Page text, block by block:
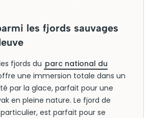
les fjords sauvages
fjords du parc national du
une immersion totale dans un
par la glace, parfait pour une
en pleine nature. Le fjord de
est parfait pour se